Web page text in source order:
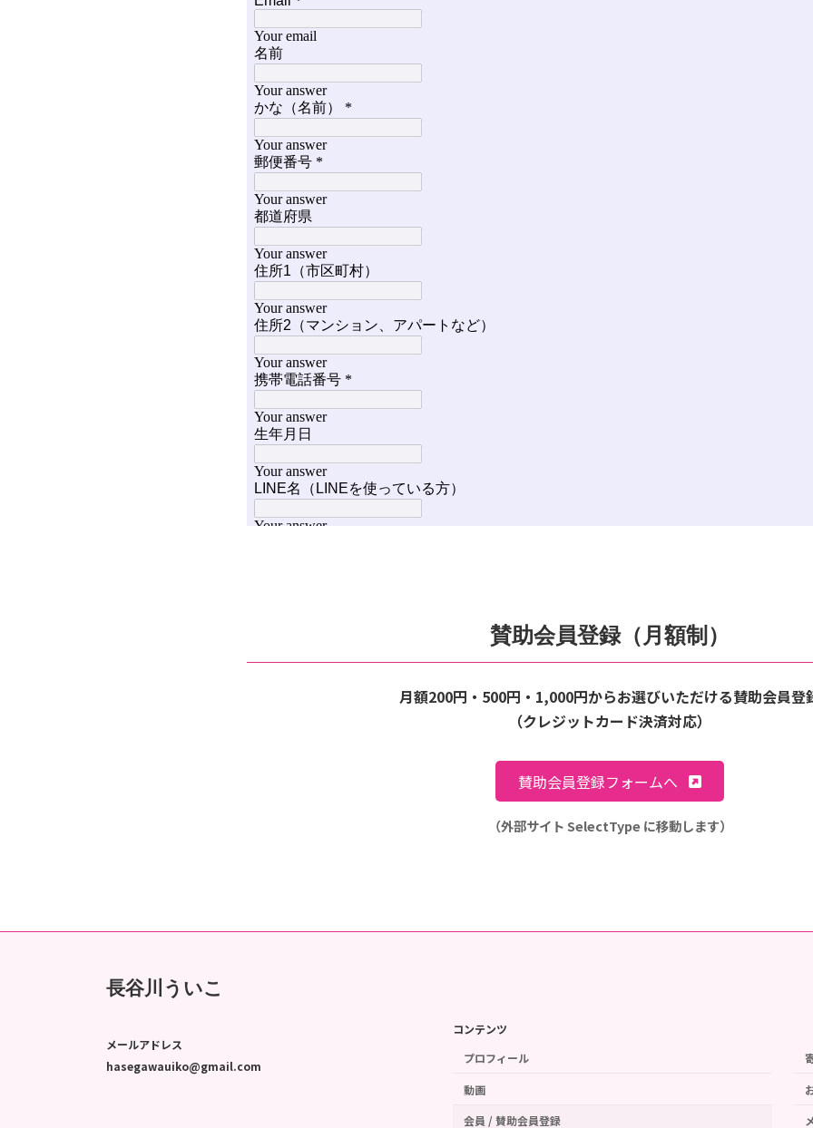
賛助会員登録（月額制）
月額200円・500円・1,000円からお選びいただける賛助会員登
（クレジットカード決済対応）
賛助会員登録フォームへ
（外部サイト SelectType に移動します）
長谷川ういこ
メールアドレス
hasegawauiko@gmail.com
コンテンツ
プロフィール
動画
会員 / 賛助会員登録